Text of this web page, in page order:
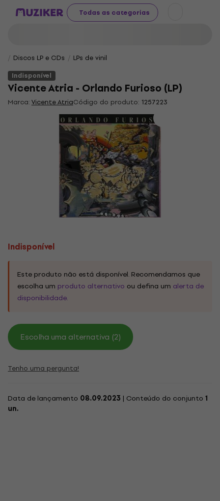
Todas as categorias
Discos LP e CDs
LPs de vinil
Indisponível
Vicente Atria - Orlando Furioso (LP)
Marca:Vicente AtriaCódigo do produto: 1257223
Indisponível
Este produto não está disponível. Recomendamos que
escolha um produto alternativo ou defina um alerta de
disponibilidade.
Escolha uma alternativa (2)
Tenho uma pergunta!
Data de lançamento 08.09.2023 | Conteúdo do conjunto 1
un.